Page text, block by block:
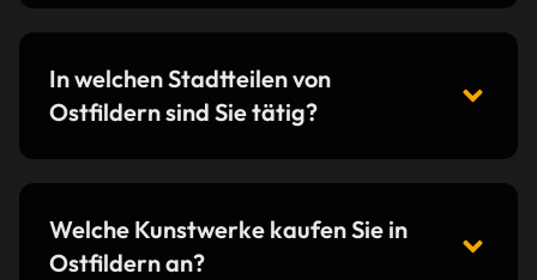
In welchen Stadtteilen von
Ostfildern sind Sie tätig?
Welche Kunstwerke kaufen Sie in
Ostfildern an?